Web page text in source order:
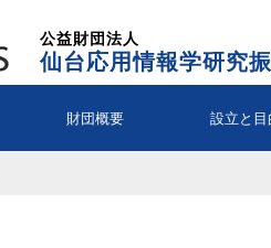
公益財団法人
仙台応用情報学研究
財団概要 設立と目